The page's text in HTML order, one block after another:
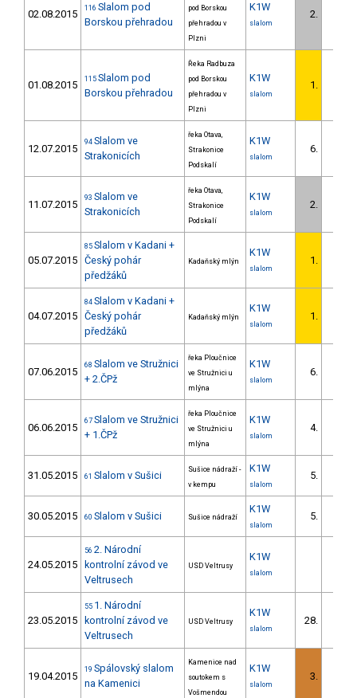
02.08.2015 116 Slalom pod
Borskou přehradou
pod Borskou
přehradou v
Plzni
K1W
slalom
2.
01.08.2015 115 Slalom pod
Borskou přehradou
Řeka Radbuza
pod Borskou
přehradou v
Plzni
K1W
slalom
1.
12.07.2015
94 Slalom ve
Strakonicích
řeka Otava,
Strakonice
Podskalí
K1W
slalom
6.
11.07.2015
93 Slalom ve
Strakonicích
řeka Otava,
Strakonice
Podskalí
K1W
slalom
2.
05.07.2015
85 Slalom v Kadani +
Český pohár
předžáků
Kadaňský mlýn
K1W
slalom
1.
04.07.2015
84 Slalom v Kadani +
Český pohár
předžáků
Kadaňský mlýn
K1W
slalom
1.
07.06.2015
68 Slalom ve Stružnici
+ 2.ČPž
řeka Ploučnice
ve Stružnici u
mlýna
K1W
slalom
6.
06.06.2015
67 Slalom ve Stružnici
+ 1.ČPž
řeka Ploučnice
ve Stružnici u
mlýna
K1W
slalom
4.
31.05.2015 61 Slalom v Sušici
Sušice nádraží -
v kempu
K1W
slalom
5.
30.05.2015 60 Slalom v Sušici Sušice nádraží
K1W
slalom
5.
24.05.2015
56 2. Národní
kontrolní závod ve
Veltrusech
USD Veltrusy
K1W
slalom
23.05.2015
55 1. Národní
kontrolní závod ve
Veltrusech
USD Veltrusy
K1W
slalom
28.
19.04.2015
19 Spálovský slalom
na Kamenici
Kamenice nad
soutokem s
Vošmendou
K1W
slalom
3.